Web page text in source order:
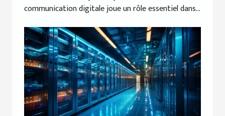
communication digitale joue un rôle essentiel dans...